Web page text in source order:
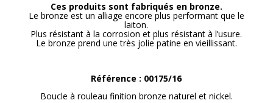
Ces produits sont fabriqués en bronze.
Le bronze est un alliage encore plus performant que le
laiton.
Plus résistant à la corrosion et plus résistant à l’usure.
Le bronze prend une très jolie patine en vieillissant.
Référence : 00175/16
Boucle à rouleau finition bronze naturel et nickel.